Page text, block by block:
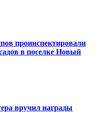
проинспектировали
в поселке Новый
вручил награды